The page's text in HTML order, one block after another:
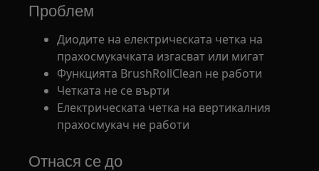
Проблем
Диодите на електрическата четка на
прахосмукачката изгасват или мигат
Функцията BrushRollClean не работи
Четката не се върти
Електрическата четка на вертикалния
прахосмукач не работи
Отнася се до